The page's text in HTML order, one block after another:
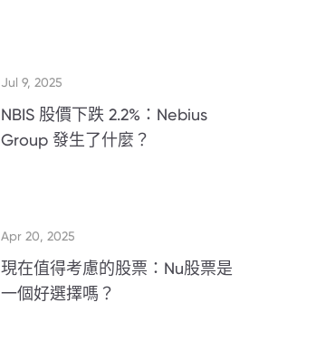
Jul 9, 2025
NBIS 股價下跌 2.2%：Nebius
Group 發生了什麼？
Apr 20, 2025
現在值得考慮的股票：Nu股票是
一個好選擇嗎？